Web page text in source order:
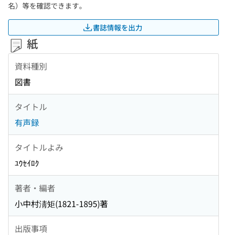
名）等を確認できます。
書誌情報を出力
紙
資料種別
図書
タイトル
有声録
タイトルよみ
ﾕｳｾｲﾛｸ
著者・編者
小中村淸矩(1821-1895)著
出版事項